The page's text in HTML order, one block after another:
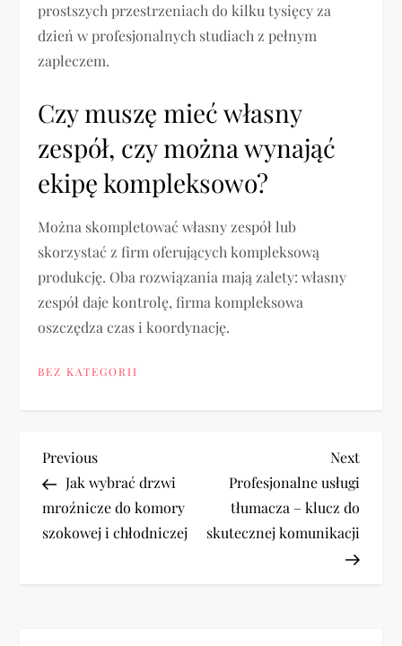
prostszych przestrzeniach do kilku tysięcy za
dzień w profesjonalnych studiach z pełnym
zapleczem.
Czy muszę mieć własny
zespół, czy można wynająć
ekipę kompleksowo?
Można skompletować własny zespół lub
skorzystać z firm oferujących kompleksową
produkcję. Oba rozwiązania mają zalety: własny
zespół daje kontrolę, firma kompleksowa
oszczędza czas i koordynację.
BEZ KATEGORII
N
a
w
Previous
Post
Previous
Jak wybrać drzwi
mroźnicze do komory
szokowej i chłodniczej
Next
Post
Next
Profesjonalne usługi
tłumacza – klucz do
skutecznej komunikacji